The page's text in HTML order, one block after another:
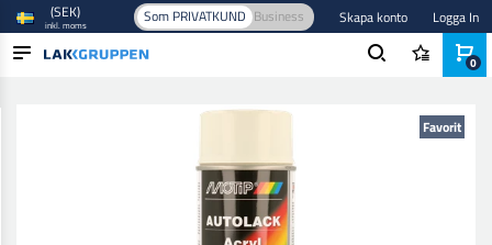
(SEK)
inkl. moms Som PRIVATKUND Business Skapa konto Logga In
Favorit
0